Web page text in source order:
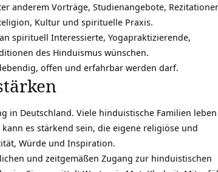
anderem Vorträge, Studienangebote,
Kultur und spirituelle Praxis.
spirituell Interessierte, Yogapraktizierende,
des Hinduismus wünschen.
offen und erfahrbar werden darf.
in Deutschland. Viele hinduistische Familien leben
es stärkend sein, die eigene religiöse und
Würde und Inspiration.
und zeitgemäßen Zugang zur hinduistischen